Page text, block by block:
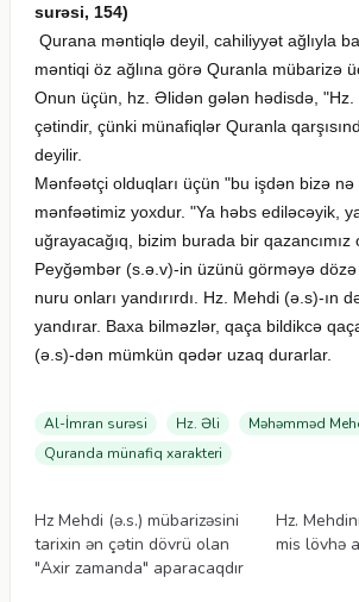
surəsi, 154)
Qurana məntiqlə deyil, cahiliyyət ağlıyla
məntiqi öz ağlına görə Quranla mübarizə
Onun üçün, hz. Əlidən gələn hədisdə, "Hz.
çətindir, çünki münafiqlər Quranla
deyilir.
Mənfəətçi olduqları üçün "bu işdən bizə
mənfəətimiz yoxdur. "Ya həbs ediləcəyik,
uğrayacağıq, bizim burada bir qazancımız
Peyğəmbər (s.ə.v)-in üzünü görməyə
nuru onları yandırırdı. Hz. Mehdi (ə.s)-ın
yandırar. Baxa bilməzlər, qaça bildikcə
(ə.s)-dən mümkün qədər uzaq durarlar.
Al-İmran surəsi Hz. Əli
Məhəmməd
Quranda münafiq xarakteri
Hz Mehdi (ə.s.) mübarizəsini
tarixin ən çətin dövrü olan
"Axir zamanda" aparacaqdır
Hz.
mis lövhə